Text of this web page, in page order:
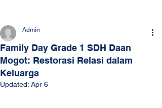
Family Day Grade 1 SDH Daan
Mogot: Restorasi Relasi dalam
Keluarga
Admin
Updated: Apr 6